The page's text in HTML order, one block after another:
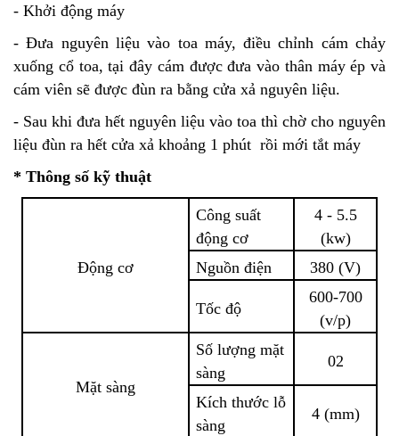
- Khởi động máy
- Đưa nguyên liệu vào toa máy, điều chỉnh cám chảy
xuống cổ toa, tại đây cám được đưa vào thân máy ép và
cám viên sẽ được đùn ra bằng cửa xả nguyên liệu.
- Sau khi đưa hết nguyên liệu vào toa thì chờ cho nguyên
liệu đùn ra hết cửa xả khoảng 1 phút rồi mới tắt máy
* Thông số kỹ thuật
Động cơ
Công suất
động cơ
4 - 5.5
(kw)
Nguồn điện
380 (V)
Tốc độ
600-700
(v/p)
Mặt sàng
Số lượng mặt
sàng
02
Kích thước lỗ
sàng
4 (mm)